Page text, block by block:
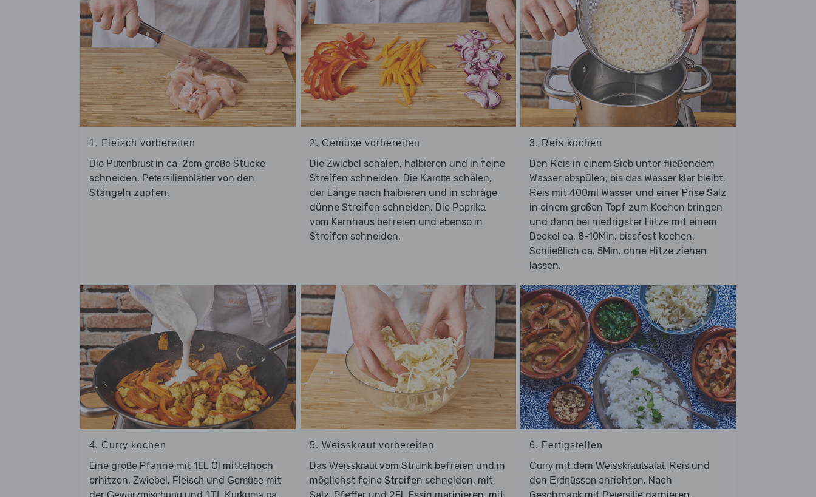
1. Fleisch vorbereiten
Die Putenbrustin ca. 2cm große Stücke
schneiden. Petersilienblätter von den
Stängeln zupfen.
2. Gemüse vorbereiten
Die Zwiebel schälen, halbieren und in feine
Streifen schneiden. Die Karotte schälen,
der Länge nach halbieren und in schräge,
dünne Streifen schneiden. Die Paprika
vom Kernhaus befreien und ebenso in
Streifen schneiden.
3. Reis kochen
Den Reis in einem Sieb unter fließendem
Wasser abspülen, bis das Wasser klar bleibt.
Reis mit 400ml Wasser und einer Prise Salz
in einem großen Topf zum Kochen bringen
und dann bei niedrigster Hitze mit einem
Deckel ca. 8-10Min. bissfest kochen.
Schließlich ca. 5Min. ohne Hitze ziehen
lassen.
4. Curry kochen
Eine große Pfanne mit 1EL Öl mittelhoch
erhitzen. Zwiebel , Fleisch und Gemüse mit
der Gewürzmischung und 1TL Kurkuma ca.
5. Weisskraut vorbereiten
Das Weisskrautvom Strunk befreien und in
möglichst feine Streifen schneiden, mit
Salz, Pfeffer und 2EL Essig marinieren, mit
6. Fertigstellen
Curry mit dem Weisskrautsalat, Reis und
den Erdnüssen anrichten. Nach
Geschmack mit Petersilie garnieren.